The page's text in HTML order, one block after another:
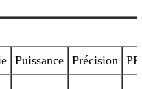
Puissance Précision PP